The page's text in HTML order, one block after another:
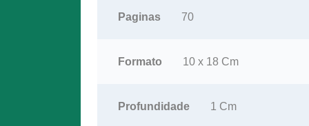
Paginas 70
Formato 10 x 18 Cm
Profundidade 1 Cm